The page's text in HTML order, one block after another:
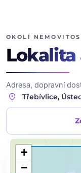
OKOLÍ
Lokalita
Adresa, dopravní
location_on Třebívlice,
+
−